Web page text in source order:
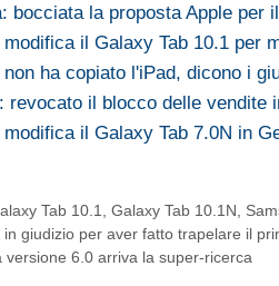
bocciata la proposta Apple per
modifica il Galaxy Tab 10.1 per
non ha copiato l'iPad, dicono i
revocato il blocco delle vendite
modifica il Galaxy Tab 7.0N in
Tab 10.1,Galaxy Tab 10.1N,
giudizio per aver fatto trapelare il
versione 6.0 arriva la super-ricerca